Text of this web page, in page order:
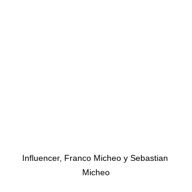
Influencer, Franco Micheo y Sebastian
Micheo